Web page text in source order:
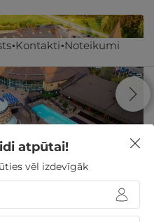
Kontakti Noteikumi
ar
DIVIEM
(Žibininkai)
atpūtai!
vēl izdevīgāk